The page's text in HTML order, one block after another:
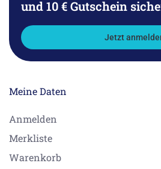
Waschtisch-Dreilochbatterie
Waschtisch-Dreilochbatterie
Wannen-Vierlochbatterie
Waschtisch-Dreilochbatterie
Waschtisch-Dreilochbatterie
Wannen-Vierlochbatterie
Wannen-Vierlochbatterie ( USA
und 10 € Gutschein
Jetzt
Meine Daten
Anmelden
Merkliste
Warenkorb